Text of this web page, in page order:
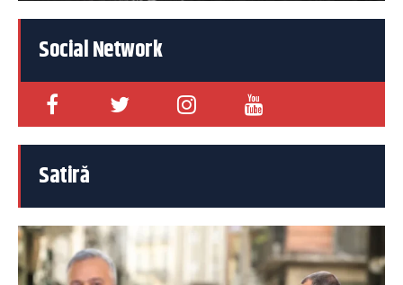
Social Network
Satiră